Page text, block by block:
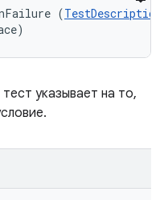
(TestDescription
указывает на то,